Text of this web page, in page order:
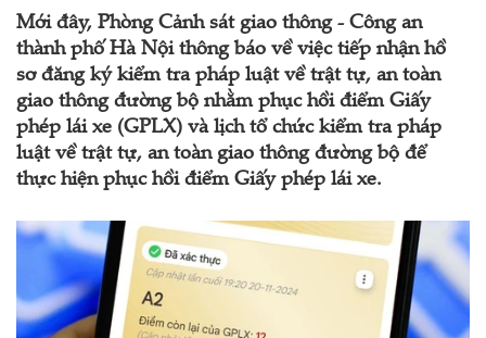
Mới đây, Phòng Cảnh sát giao thông - Công an
thành phố Hà Nội thông báo về việc tiếp nhận hồ
sơ đăng ký kiểm tra pháp luật về trật tự, an toàn
giao thông đường bộ nhằm phục hồi điểm Giấy
phép lái xe (GPLX) và lịch tổ chức kiểm tra pháp
luật về trật tự, an toàn giao thông đường bộ để
thực hiện phục hồi điểm Giấy phép lái xe.